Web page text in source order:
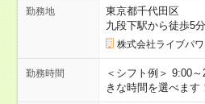
勤務地
東京都千代田区
九段下駅から徒歩5分
株式会社ライブパ
勤務時間
＜シフト例＞ 9:00
きな時間を選べま